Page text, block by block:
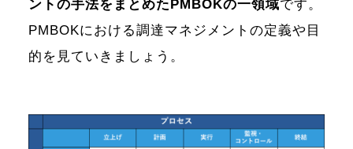
ントの手法をまとめたPMBOKの一領域です。
PMBOKにおける調達マネジメントの定義や目
的を見ていきましょう。